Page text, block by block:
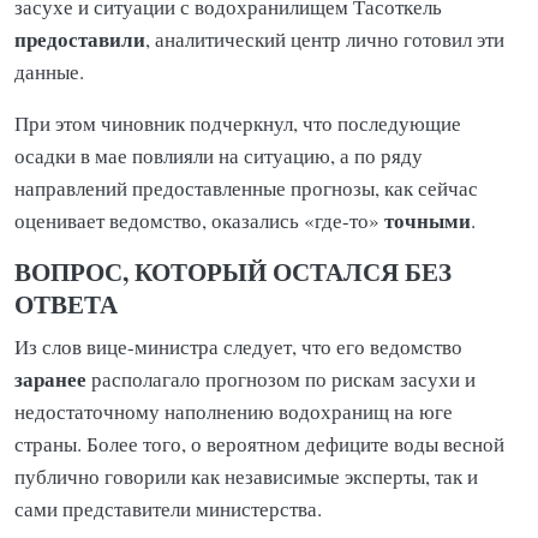
засухе и ситуации с водохранилищем Тасоткель
предоставили, аналитический центр лично готовил эти
данные.
При этом чиновник подчеркнул, что последующие
осадки в мае повлияли на ситуацию, а по ряду
направлений предоставленные прогнозы, как сейчас
оценивает ведомство, оказались «где-то» точными.
ВОПРОС, КОТОРЫЙ ОСТАЛСЯ БЕЗ
ОТВЕТА
Из слов вице-министра следует, что его ведомство
заранее располагало прогнозом по рискам засухи и
недостаточному наполнению водохранищ на юге
страны. Более того, о вероятном дефиците воды весной
публично говорили как независимые эксперты, так и
сами представители министерства.